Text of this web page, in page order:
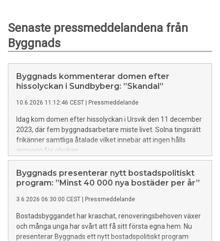
Senaste pressmeddelandena från
Byggnads
Byggnads kommenterar domen efter
hissolyckan i Sundbyberg: ”Skandal”
10.6.2026 11:12:46 CEST Pressmeddelande
Idag kom domen efter hissolyckan i Ursvik den 11 december
2023, där fem byggnadsarbetare miste livet. Solna tingsrätt
frikänner samtliga åtalade vilket innebär att ingen hålls
ansvarig för olyckan.
Byggnads presenterar nytt bostadspolitiskt
program: ”Minst 40 000 nya bostäder per år”
3.6.2026 06:30:00 CEST Pressmeddelande
Bostadsbyggandet har kraschat, renoveringsbehoven växer
och många unga har svårt att få sitt första egna hem. Nu
presenterar Byggnads ett nytt bostadspolitiskt program